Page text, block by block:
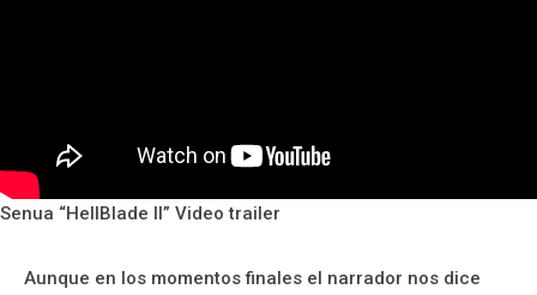
Senua “HellBlade II” Video trailer
Aunque en los momentos finales el narrador nos dice